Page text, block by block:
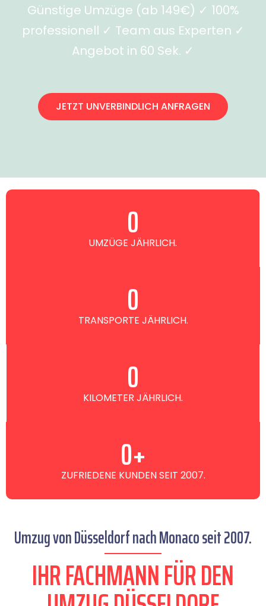
Günstige Umzüge (ab 149€) ✓ 100%
professionell ✓ Team aus Experten ✓
Angebot in 60 Sek. ✓
JETZT UNVERBINDLICH ANFRAGEN
UMZÜGE JÄHRLICH.
0
TRANSPORTE JÄHRLICH.
0
KILOMETER JÄHRLICH.
0
ZUFRIEDENE KUNDEN SEIT 2007.
0+
Umzug von Düsseldorf nach Monaco seit 2007.
IHR FACHMANN FÜR DEN